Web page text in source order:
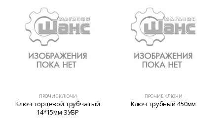
ПРОЧИЕ КЛЮЧИ
Ключ торцевой трубчатый
14*15мм ЗУБР
ПРОЧИЕ КЛЮЧИ
Ключ трубный 450мм